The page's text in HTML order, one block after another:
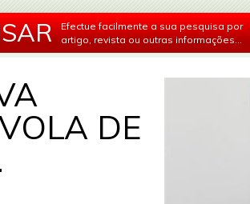
Efectue facilmente a sua pesquisa por
artigo, revista ou outras informações...
DE